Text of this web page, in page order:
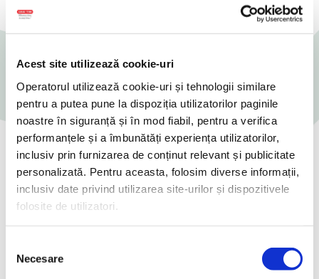
Acest site utilizează cookie-uri
Operatorul utilizează cookie-uri și tehnologii similare
pentru a putea pune la dispoziția utilizatorilor paginile
noastre în siguranță și în mod fiabil, pentru a verifica
performanțele și a îmbunătăți experiența utilizatorilor,
inclusiv prin furnizarea de conținut relevant și publicitate
personalizată. Pentru aceasta, folosim diverse informații,
inclusiv date privind utilizarea site-urilor și dispozitivele
folosite de utilizatori.
consimțământului
Necesare
Condiții de păstrare:
Încearcă o rețetă delicioasă